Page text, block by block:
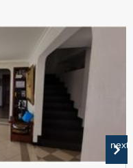
next